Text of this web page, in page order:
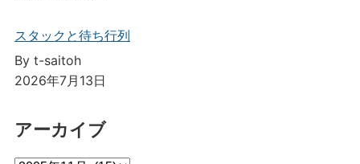
スタックと待ち行列
By t-saitoh
2026年7月13日
アーカイブ